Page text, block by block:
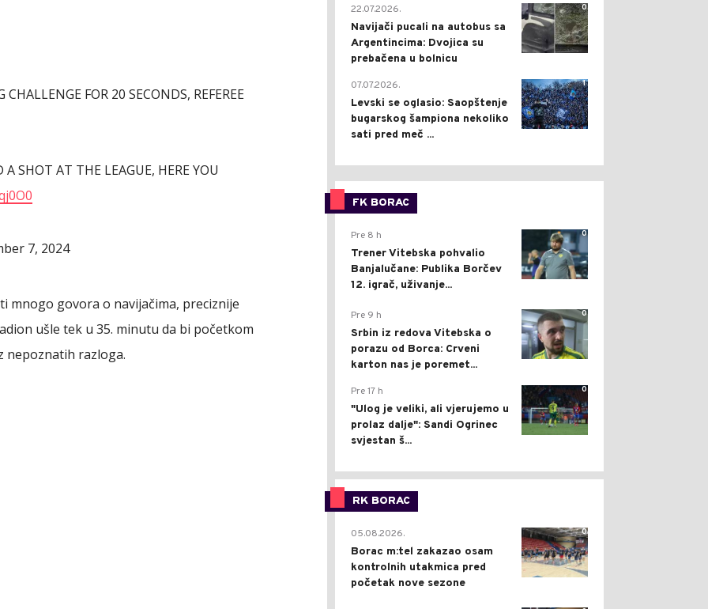
FOR 20 SECONDS, REFEREE
SHOT AT THE LEAGUE, HERE YOU
7, 2024
mnogo govora o navijačima, preciznije
ušle tek u 35. minutu da bi početkom
nepoznatih razloga.
0
22.07.2026.
Navijači pucali na autobus sa
Argentincima: Dvojica su
prebačena u bolnicu
1
07.07.2026.
Levski se oglasio: Saopštenje
bugarskog šampiona nekoliko
sati pred meč ...
FK BORAC
0
Pre 8 h
Trener Vitebska pohvalio
Banjalučane: Publika Borčev
12. igrač, uživanje...
0
Pre 9 h
Srbin iz redova Vitebska o
porazu od Borca: Crveni
karton nas je poremet...
0
Pre 17 h
"Ulog je veliki, ali vjerujemo u
prolaz dalje": Sandi Ogrinec
svjestan š...
RK BORAC
0
05.08.2026.
Borac m:tel zakazao osam
kontrolnih utakmica pred
početak nove sezone